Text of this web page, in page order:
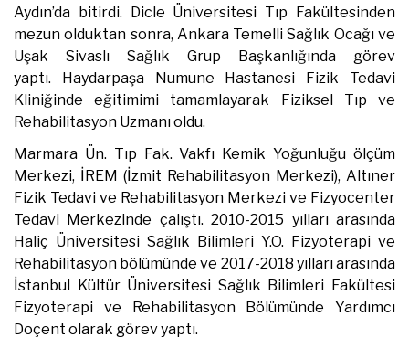
Aydın’da bitirdi. Dicle Üniversitesi Tıp Fakültesinden
mezun olduktan sonra, Ankara Temelli Sağlık Ocağı ve
Uşak Sivaslı Sağlık Grup Başkanlığında görev
yaptı. Haydarpaşa Numune Hastanesi Fizik Tedavi
Kliniğinde eğitimimi tamamlayarak Fiziksel Tıp ve
Rehabilitasyon Uzmanı oldu.
Marmara Ün. Tıp Fak. Vakfı Kemik Yoğunluğu ölçüm
Merkezi, İREM (İzmit Rehabilitasyon Merkezi), Altıner
Fizik Tedavi ve Rehabilitasyon Merkezi ve Fizyocenter
Tedavi Merkezinde çalıştı. 2010-2015 yılları arasında
Haliç Üniversitesi Sağlık Bilimleri Y.O. Fizyoterapi ve
Rehabilitasyon bölümünde ve 2017-2018 yılları arasında
İstanbul Kültür Üniversitesi Sağlık Bilimleri Fakültesi
Fizyoterapi ve Rehabilitasyon Bölümünde Yardımcı
Doçent olarak görev yaptı.